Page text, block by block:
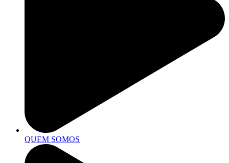
QUEM SOMOS